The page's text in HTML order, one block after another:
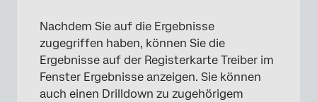
Nachdem Sie auf die Ergebnisse
zugegriffen haben, können Sie die
Ergebnisse auf der Registerkarte Treiber im
Fenster Ergebnisse anzeigen. Sie können
auch einen Drilldown zu zugehörigem